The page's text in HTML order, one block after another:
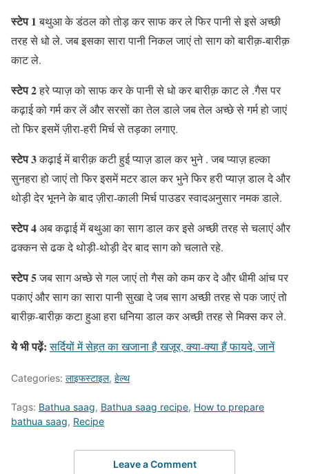
स्टेप 1बथुआ के डंठल को तोड़ कर साफ कर ले फिर पानी से इसे अच्छी
तरह से धो ले. जब इसका सारा पानी निकल जाएं तो साग को बारीक़-बारीक़
काट ले.
स्टेप 2हरे प्याज़ को साफ कर के पानी से धो कर बारीक़ काट ले .गैस पर
कढ़ाई को गर्म कर लें और सरसों का तेल डाले जब तेल अच्छे से गर्म हो जाएं
तो फिर इसमें ज़ीरा-हरी मिर्च से तड़का लगाए.
स्टेप 3कढ़ाई में बारीक़ कटी हुई प्याज़ डाल कर भुने . जब प्याज़ हल्का
सुनहरा हो जाएं तो फिर इसमें मटर डाल कर भुने फिर हरी प्याज़ डाल दे और
थोड़ी देर भूनने के बाद ज़ीरा-काली मिर्च पाउडर स्वादअनुसार नमक डाले.
स्टेप 4अब कढ़ाई में बथुआ का साग डाल कर इसे अच्छी तरह से चलाएं और
ढक्कन से ढक दे थोड़ी-थोड़ी देर बाद साग को चलाते रहे.
स्टेप 5जब साग अच्छे से गल जाएं तो गैस को कम कर दे और धीमी आंच पर
पकाएं और साग का सारा पानी सुखा दे जब साग अच्छी तरह से पक जाएं तो
बारीक़-बारीक़ कटा हुआ हरा धनिया डाल कर अच्छी तरह से मिक्स कर ले.
ये भी पढ़ें: सर्दियों में सेहत का खजाना है खजूर, क्या-क्या हैं फायदे, जानें
Categories: लाइफस्टाइल, हेल्थ
Tags: Bathua saag, Bathua saag recipe, How to prepare
bathua saag, Recipe
Leave a Comment